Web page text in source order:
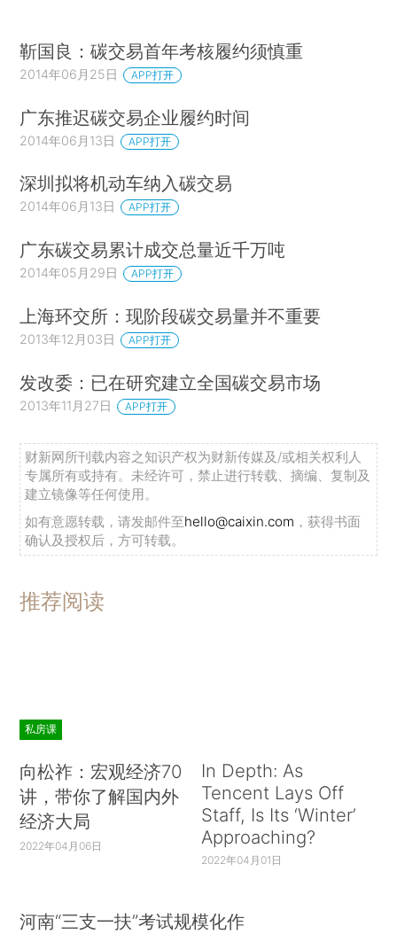
靳国良：碳交易首年考核履约须慎重
2014年06月25日 APP打开
广东推迟碳交易企业履约时间
2014年06月13日 APP打开
深圳拟将机动车纳入碳交易
2014年06月13日 APP打开
广东碳交易累计成交总量近千万吨
2014年05月29日 APP打开
上海环交所：现阶段碳交易量并不重要
2013年12月03日 APP打开
发改委：已在研究建立全国碳交易市场
2013年11月27日 APP打开
财新网所刊载内容之知识产权为财新传媒及/或相关权利人
专属所有或持有。未经许可，禁止进行转载、摘编、复制及
建立镜像等任何使用。
如有意愿转载，请发邮件至hello@caixin.com ，获得书面
确认及授权后，方可转载。
推荐阅读
私房课
向松祚：宏观经济70
讲，带你了解国内外
经济大局
2022年04月06日
In Depth: As
Tencent Lays Off
Staff, Is Its ‘Winter’
Approaching?
2022年04月01日
河南“三支一扶”考试规模化作